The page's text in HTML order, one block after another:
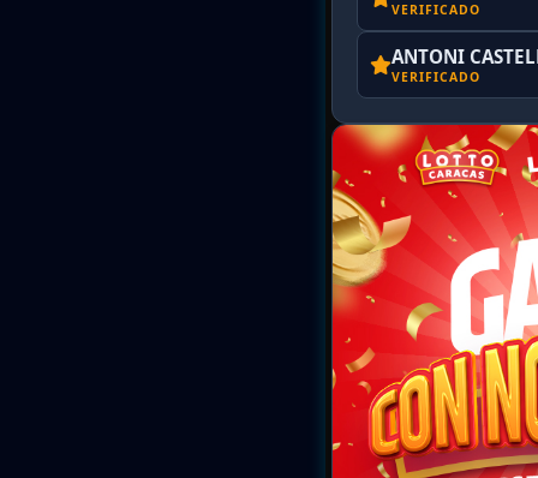
VERIFICADO
ANTONI
VERIFICADO